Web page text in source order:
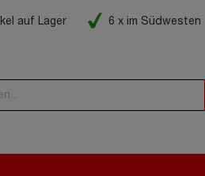
auf Lager 6 x im Südwesten